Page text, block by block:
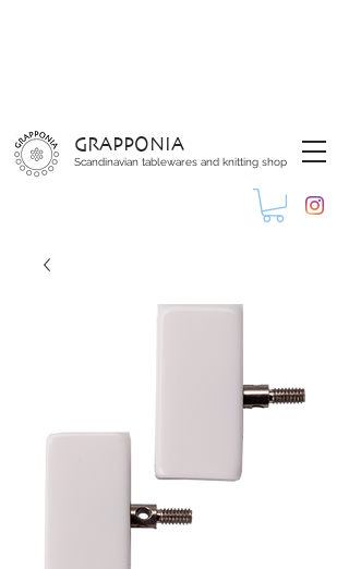
Scandinavian tablewares and knitting shop
GRAPPONIA